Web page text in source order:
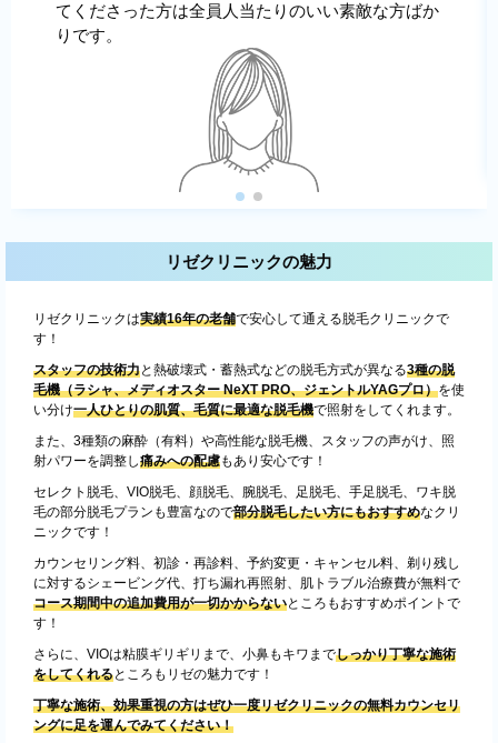
てくださった方は全員人当たりのいい素敵な方ばか
りです。
リゼクリニックの魅力
リゼクリニックは実績16年の老舗で安心して通える脱毛クリニックで
す！
スタッフの技術力と熱破壊式・蓄熱式などの脱毛方式が異なる3種の脱
毛機（ラシャ、メディオスター NeXT PRO、ジェントルYAGプロ）を使
い分け一人ひとりの肌質、毛質に最適な脱毛機で照射をしてくれます。
また、3種類の麻酔（有料）や高性能な脱毛機、スタッフの声がけ、照
射パワーを調整し痛みへの配慮もあり安心です！
セレクト脱毛、VIO脱毛、顔脱毛、腕脱毛、足脱毛、手足脱毛、ワキ脱
毛の部分脱毛プランも豊富なので部分脱毛したい方にもおすすめなクリ
ニックです！
カウンセリング料、初診・再診料、予約変更・キャンセル料、剃り残し
に対するシェービング代、打ち漏れ再照射、肌トラブル治療費が無料で
コース期間中の追加費用が一切かからないところもおすすめポイントで
す！
さらに、VIOは粘膜ギリギリまで、小鼻もキワまでしっかり丁寧な施術
をしてくれるところもリゼの魅力です！
丁寧な施術、効果重視の方はぜひ一度リゼクリニックの無料カウンセリ
ングに足を運んでみてください！